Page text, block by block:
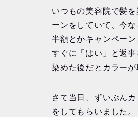
いつもの美容院で髪
ーンをしていて、今
半額とかキャンペー
すぐに「はい」と返事
染めた後だとカラー
さて当日、ずいぶん
をしてもらいました。